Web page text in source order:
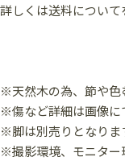
詳しくは送料について
※天然木の為、節や色
※傷など詳細は画像に
※脚は別売りとなりま
※撮影環境、モニター